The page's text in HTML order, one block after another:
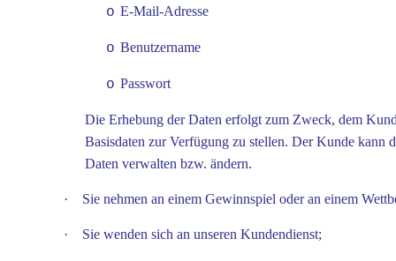
o E-Mail-Adresse
o Benutzername
o Passwort
Die Erhebung der Daten erfolgt zum Zweck, dem
Basisdaten zur Verfügung zu stellen. Der Kunde kann
Daten verwalten bzw. ändern.
· Sie nehmen an einem Gewinnspiel oder an einem
· Sie wenden sich an unseren Kundendienst;